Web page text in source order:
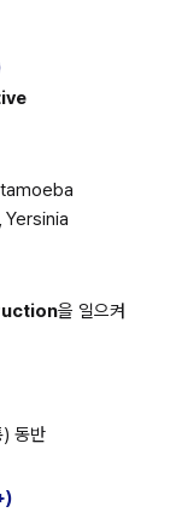
Yersinia
을 일으켜
동반